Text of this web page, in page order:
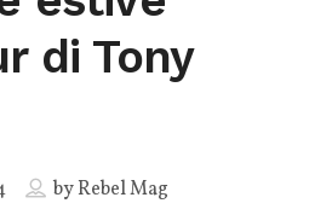
di Tony
byRebel Mag